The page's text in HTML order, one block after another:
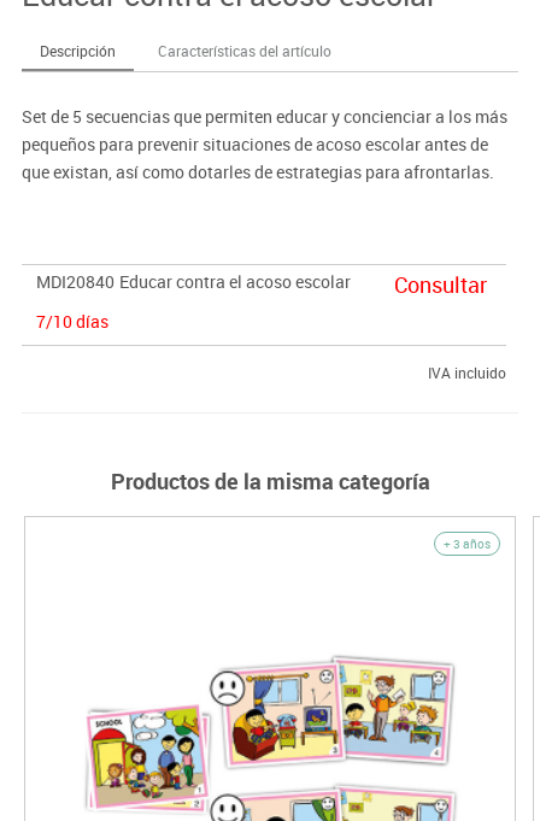
Descripción Características del artículo
Set de 5 secuencias que permiten educar y concienciar a los más
pequeños para prevenir situaciones de acoso escolar antes de
que existan, así como dotarles de estrategias para afrontarlas.
MDI20840 Educar contra el acoso escolar
7/10 días
Consultar
IVA incluido
Productos de la misma categoría
+ 3 años